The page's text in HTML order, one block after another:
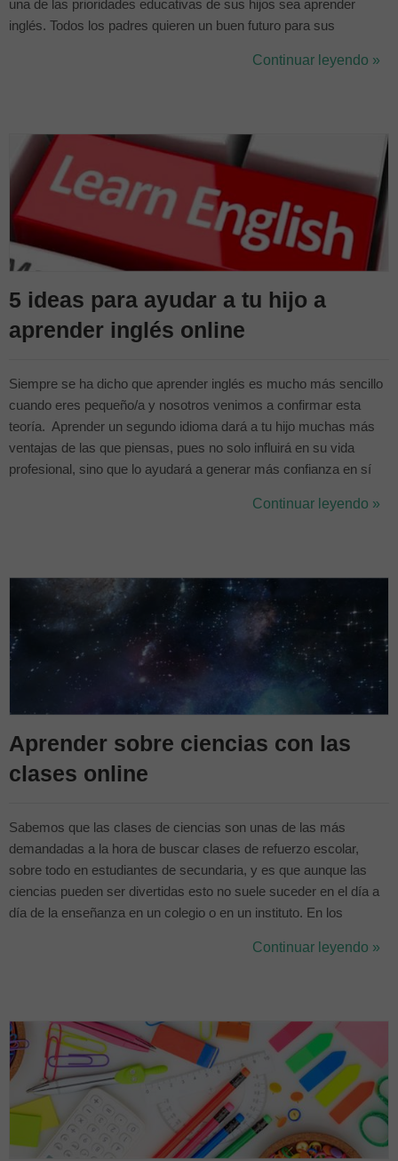
una de las prioridades educativas de sus hijos sea aprender
inglés. Todos los padres quieren un buen futuro para sus
pequeños. Dominar un idioma es cuestión de tiempo y para
Continuar leyendo »
5 ideas para ayudar a tu hijo a
aprender inglés online
Siempre se ha dicho que aprender inglés es mucho más sencillo
cuando eres pequeño/a y nosotros venimos a confirmar esta
teoría. Aprender un segundo idioma dará a tu hijo muchas más
ventajas de las que piensas, pues no solo influirá en su vida
profesional, sino que lo ayudará a generar más confianza en sí
desarrolla el lenguaje y el pensamiento lógico. En este artículo te
Continuar leyendo »
Aprender sobre ciencias con las
clases online
Sabemos que las clases de ciencias son unas de las más
demandadas a la hora de buscar clases de refuerzo escolar,
sobre todo en estudiantes de secundaria, y es que aunque las
ciencias pueden ser divertidas esto no suele suceder en el día a
día de la enseñanza en un colegio o en un instituto. En los
permita finalizar el curso escolar habiendo enseñado todos
Continuar leyendo »